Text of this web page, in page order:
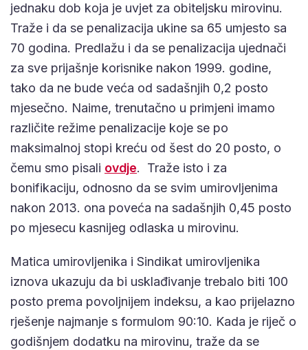
jednaku dob koja je uvjet za obiteljsku mirovinu.
Traže i da se penalizacija ukine sa 65 umjesto sa
70 godina. Predlažu i da se penalizacija ujednači
za sve prijašnje korisnike nakon 1999. godine,
tako da ne bude veća od sadašnjih 0,2 posto
mjesečno. Naime, trenutačno u primjeni imamo
različite režime penalizacije koje se po
maksimalnoj stopi kreću od šest do 20 posto, o
čemu smo pisali ovdje. Traže isto i za
bonifikaciju, odnosno da se svim umirovljenima
nakon 2013. ona poveća na sadašnjih 0,45 posto
po mjesecu kasnijeg odlaska u mirovinu.
Matica umirovljenika i Sindikat umirovljenika
iznova ukazuju da bi usklađivanje trebalo biti 100
posto prema povoljnijem indeksu, a kao prijelazno
rješenje najmanje s formulom 90:10. Kada je riječ o
godišnjem dodatku na mirovinu, traže da se